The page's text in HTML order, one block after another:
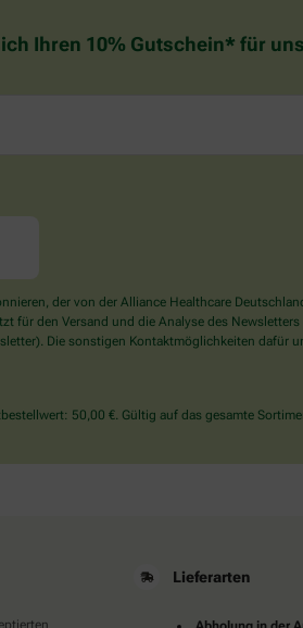
Ihren 10% Gutschein* für
der von der Alliance Healthcare
für den Versand und die Analyse des
Die sonstigen Kontaktmöglichkeiten dafür
50,00 €. Gültig auf das gesamte
Lieferarten